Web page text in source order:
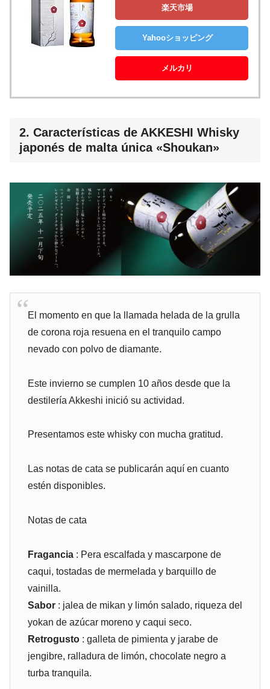
楽天市場
Yahooショッピング
メルカリ
2. Características de AKKESHI Whisky
japonés de malta única «Shoukan»
El momento en que la llamada helada de la grulla
de corona roja resuena en el tranquilo campo
nevado con polvo de diamante.
Este invierno se cumplen 10 años desde que la
destilería Akkeshi inició su actividad.
Presentamos este whisky con mucha gratitud.
Las notas de cata se publicarán aquí en cuanto
estén disponibles.
Notas de cata
Fragancia : Pera escalfada y mascarpone de
caqui, tostadas de mermelada y barquillo de
vainilla.
Sabor : jalea de mikan y limón salado, riqueza del
yokan de azúcar moreno y caqui seco.
Retrogusto : galleta de pimienta y jarabe de
jengibre, ralladura de limón, chocolate negro a
turba tranquila.